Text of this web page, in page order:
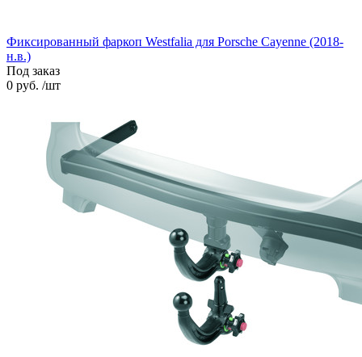
Фиксированный фаркоп Westfalia для Porsche Cayenne (2018-
н.в.)
Под заказ
0 руб. /шт